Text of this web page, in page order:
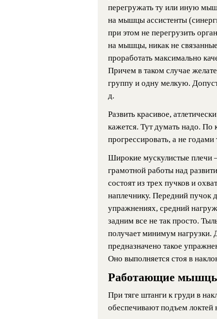
перегружать ту или иную
на мышцы ассистенты
при этом не перегрузить
на мышцы, никак не
проработать максимально
Причем в таком случае
группу и одну мелкую.
д.
Развить красивое,
кажется. Тут думать надо. По
прогрессировать, а не годами
Широкие мускулистые плечи
грамотной работы над
состоят из трех пучков и
наплечнику. Передний пучок
упражнениях, средний
задним все не так просто.
получает минимум нагрузки.
предназначено такое
Оно выполняется стоя в
Работающие
При тяге штанги к груди в
обеспечивают подъем